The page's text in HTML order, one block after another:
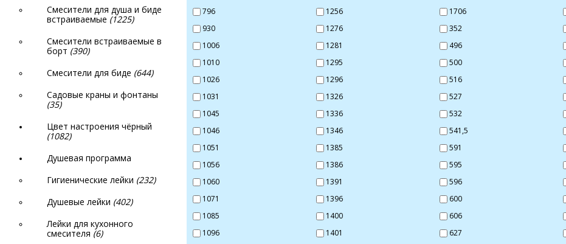
796
930
1006
1010
1026
1031
1045
1046
1051
1056
1060
1071
1085
1096
1256
1276
1281
1295
1296
1326
1336
1346
1385
1386
1391
1396
1400
1401
1706
352
496
500
516
527
532
541,5
591
595
596
600
606
627
Смесители для душа и биде
встраиваемые (1225)
Смесители встраиваемые в
борт (390)
Смесители для биде (644)
Садовые краны и фонтаны
(35)
Цвет настроения чёрный
(1082)
Душевая программа
Гигиенические лейки (232)
Душевые лейки (402)
Лейки для кухонного
смесителя (6)